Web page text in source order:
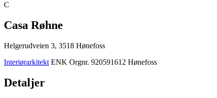
C
Casa Røhne
Helgerudveien 3, 3518 Hønefoss
Interiørarkitekt ENK Orgnr. 920591612 Hønefoss
Detaljer